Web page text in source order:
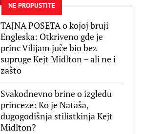
NE PROPUSTITE
TAJNA POSETA o kojoj bruji
Engleska: Otkriveno gde je
princ Vilijam juče bio bez
supruge Kejt Midlton – ali ne i
zašto
Svakodnevno brine o izgledu
princeze: Ko je Nataša,
dugogodišnja stilistkinja Kejt
Midlton?